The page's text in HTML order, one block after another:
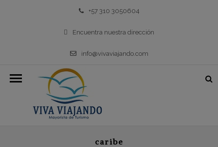
+57 310 3050604
Encuentra nuestra dirección
info@vivaviajando.com
caribe